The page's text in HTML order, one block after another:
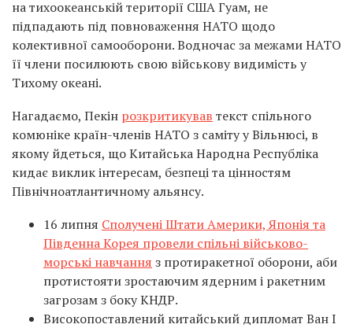
на тихоокеанській території США Гуам, не
підпадають під повноваження НАТО щодо
колективної самооборони. Водночас за межами НАТО
її члени посилюють свою військову видимість у
Тихому океані.
Нагадаємо, Пекін розкритикував текст спільного
комюніке країн-членів НАТО з саміту у Вільнюсі, в
якому йдеться, що Китайська Народна Республіка
кидає виклик інтересам, безпеці та цінностям
Північноатлантичному альянсу.
16 липня Сполучені Штати Америки, Японія та
Південна Корея провели спільні військово-
морські навчання з протиракетної оборони, аби
протистояти зростаючим ядерним і ракетним
загрозам з боку КНДР.
Високопоставлений китайський дипломат Ван І